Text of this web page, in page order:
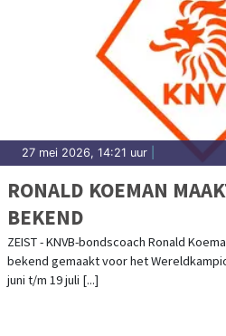
27 mei 2026, 14:21 uur
RONALD KOEMAN
BEKEND
ZEIST - KNVB-bondscoach Ronald
bekend gemaakt voor het
juni t/m 19 juli [...]